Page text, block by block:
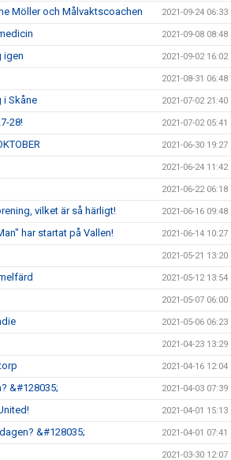
Möller och Målvaktscoachen 2021-09-24 06:33
2021-09-08 08:48
igen 2021-09-02 16:02
2021-08-31 06:48
i Skåne 2021-07-02 21:40
28! 2021-07-02 05:41
2021-06-30 19:27
2021-06-24 11:42
2021-06-22 06:18
vilket är så härligt! 2021-06-16 09:48
har startat på Vallen! 2021-06-14 10:27
2021-05-21 13:20
2021-05-12 13:54
2021-05-07 06:00
2021-05-06 06:23
2021-04-23 13:29
2021-04-16 12:04
&#128035; 2021-04-03 07:39
2021-04-01 15:13
&#128035; 2021-04-01 07:41
2021-03-30 12:07